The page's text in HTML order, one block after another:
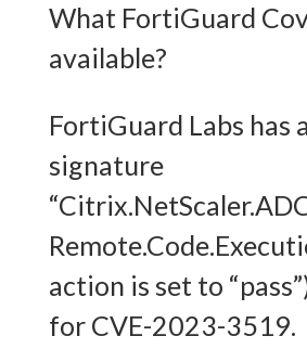
What FortiGuard
available?
FortiGuard Labs has
signature
action is set to
for CVE-2023-3519.